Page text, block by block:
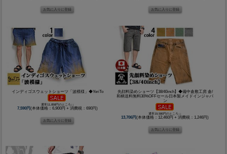
インディゴスウェットショーツ「波模様」◆YoriTo
通常11,858円のところ↓↓
7,590円(本体価格：6,900円 + 消費税：690円)
先顔料染めショーツ【38/40inch】◆備中倉敷工房 倉/
和柄送料無料30%OFFセール日本製メイドインジャパ
ン
通常19,580円のところ↓↓
13,706円(本体価格：12,460円 + 消費税：1,246円)